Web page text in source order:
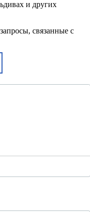
и других
связанные с